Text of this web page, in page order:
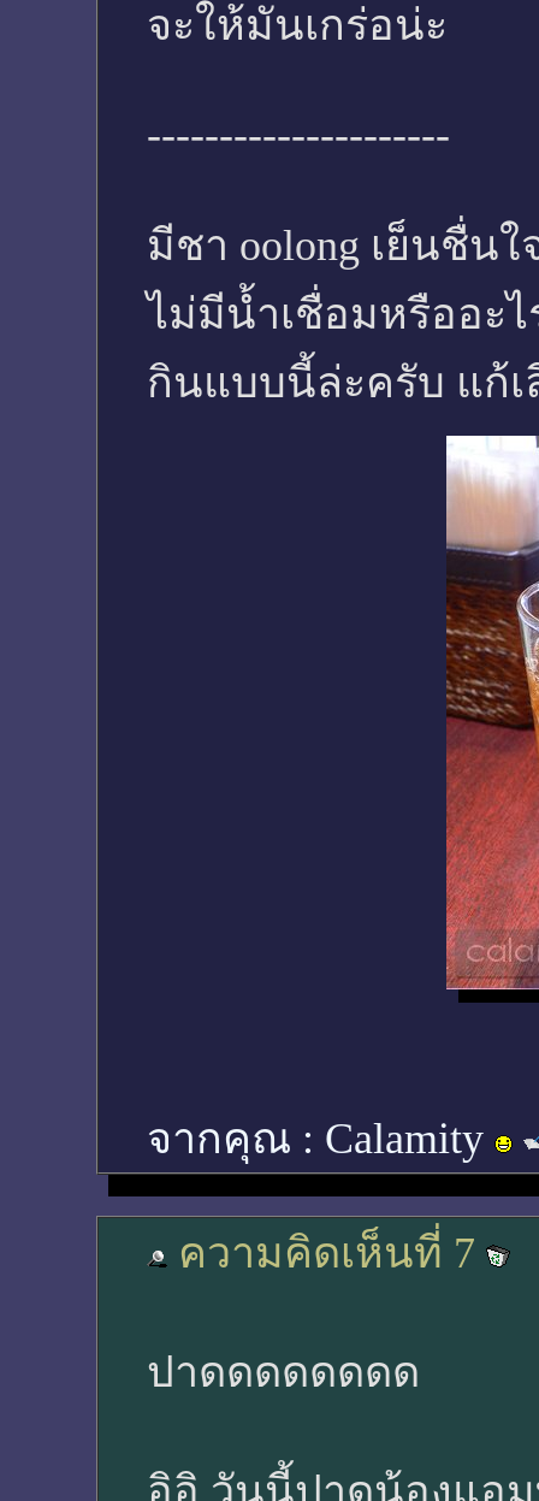
จะให้มันเกร่อน่ะ
---------------------
มีชา oolong เย็นชื่นใ
ไม่มีน้ำเชื่อมหรืออะไ
กินแบบนี้ล่ะครับ แก้
จากคุณ : Calamity
ความคิดเห็นที่ 7
ปาดดดดดดดด
อิอิ วันนี้ปาดน้องแอ